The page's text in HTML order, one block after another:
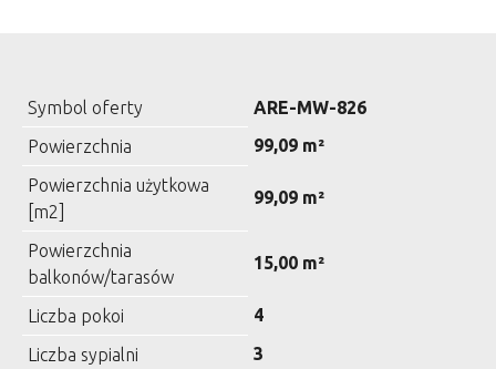
Symbol oferty
ARE-MW-826
Powierzchnia
99,09 m²
Powierzchnia użytkowa
[m2]
99,09 m²
Powierzchnia
balkonów/tarasów
15,00 m²
Liczba pokoi
4
Liczba sypialni
3